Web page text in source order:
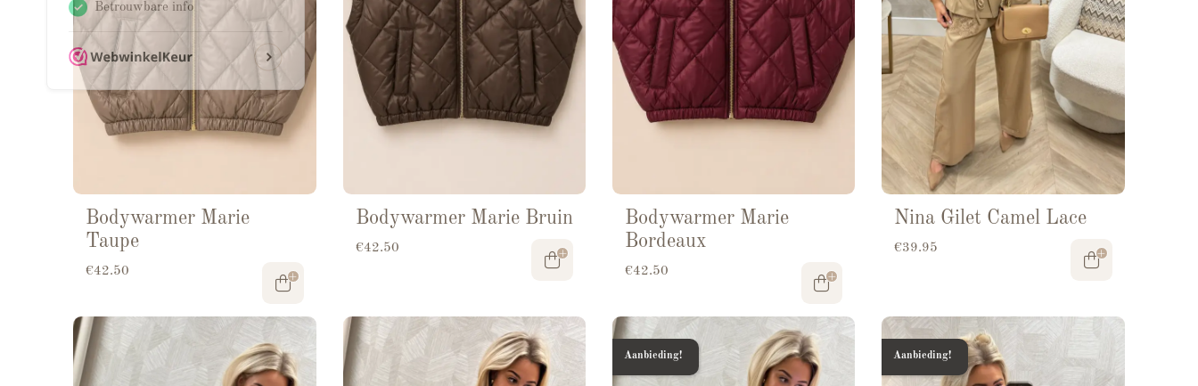
Bodywarmer Marie
Taupe
€42.50
Bodywarmer Marie Bruin
€42.50
Bodywarmer Marie
Bordeaux
€42.50
Nina Gilet Camel Lace
€39.95
Aanbieding! Aanbieding!